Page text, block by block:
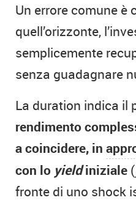
Un errore comune è
quell’orizzonte,
semplicemente
senza guadagnare
La duration indica il
rendimento
a coincidere, in
con lo yieldiniziale (
fronte di uno shock